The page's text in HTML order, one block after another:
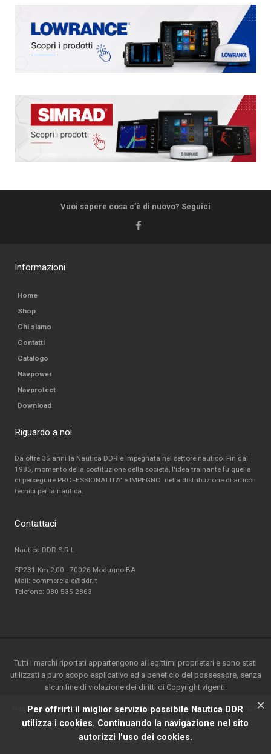
Per offrirti il miglior servizio possibile Nautica DDR
utilizza i cookies. Continuando la navigazione nel sito
autorizzi l'uso dei cookies.
×
Vuoi sapere cosa c'è di nuovo? Seguici
Informazioni
Home
Shop
Chi siamo
Contatti
Catalogo
Navpower
Navprotect
Download
Riguardo a noi
Da oltre 35 anni la Nautica DDR è impegnata nel settore nautico. Fin dal
1985, momento della costituzione della società, l'idea trainante fu quella
di perseguire PROFESSIONALITA' e IMPEGNO nella distribuzione di articoli
tecnici per la nautica.
Contattaci
Nautica DDR S.R.L.
SP231 Km 2,00 - 70026 Modugno BA
Mail: commerciale@ddr.it
Telefono: 080 535 2863
Tutti i marchi riportati appartengono ai legittimi proprietari e sono stati
utilizzati a puro scopo esplicativo ed a beneficio del possessore, senza
alcun fine di violazione dei diritti di Copyright vigenti.
Nautica DDR srl - S.P. 231 km.2-70026 Modugno(BA) - Italy-P.ta IVA / C.F.
07162490721 - Powered by Teseo.it S.r.l